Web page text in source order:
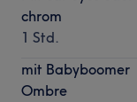
chrom
1 Std.
mit Babyboomer
Ombre